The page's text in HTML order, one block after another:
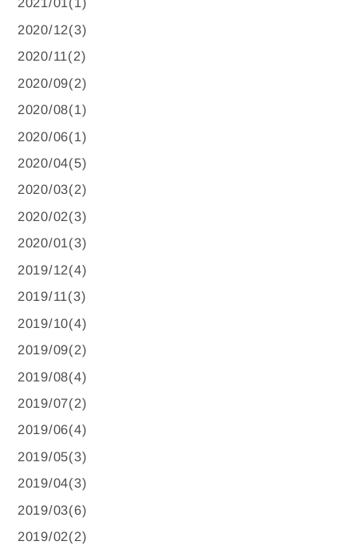
2020/12(3)
2020/11(2)
2020/09(2)
2020/08(1)
2020/06(1)
2020/04(5)
2020/03(2)
2020/02(3)
2020/01(3)
2019/12(4)
2019/11(3)
2019/10(4)
2019/09(2)
2019/08(4)
2019/07(2)
2019/06(4)
2019/05(3)
2019/04(3)
2019/03(6)
2019/02(2)